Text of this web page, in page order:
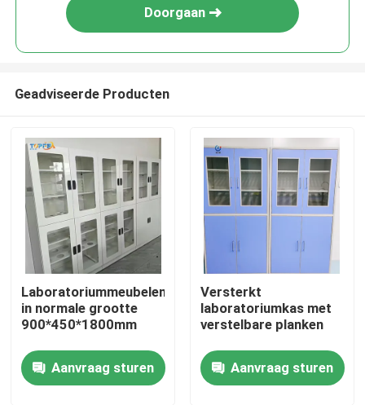
Thuis
Producten
Doorgaan
Geadviseerde Producten
Laboratoriummeubelen
in normale grootte
900*450*1800mm
Aanvraag sturen
Versterkt
laboratoriumkas met
verstelbare planken
Aanvraag sturen